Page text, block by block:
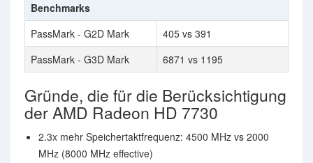
Benchmarks
PassMark - G2D Mark
405 vs 391
PassMark - G3D Mark
6871 vs 1195
Gründe, die für die Berücksichtigung
der AMD Radeon HD 7730
2.3x mehr Speichertaktfrequenz: 4500 MHz vs 2000
MHz (8000 MHz effective)